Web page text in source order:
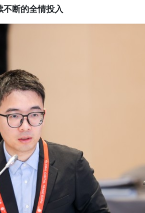
不断的全情投入